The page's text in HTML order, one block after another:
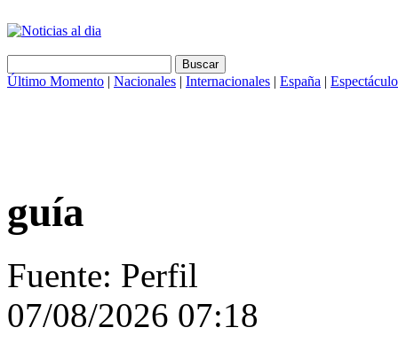
Último Momento | Nacionales | Internacionales | España |
guía
Fuente: Perfil
07/08/2026 07:18